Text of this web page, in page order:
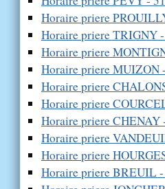
Horaire priere
Horaire priere TRIGNY
Horaire priere
Horaire priere MUIZON
Horaire priere
Horaire priere
Horaire priere CHENAY
Horaire priere
Horaire priere
Horaire priere BREUIL